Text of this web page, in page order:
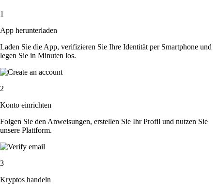
1
App herunterladen
Laden Sie die App, verifizieren Sie Ihre Identität per Smartphone und
legen Sie in Minuten los.
2
Konto einrichten
Folgen Sie den Anweisungen, erstellen Sie Ihr Profil und nutzen Sie
unsere Plattform.
3
Kryptos handeln